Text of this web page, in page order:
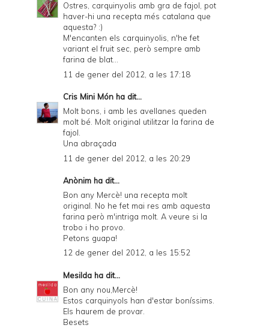
Ostres, carquinyolis amb gra de fajol, pot
haver-hi una recepta més catalana que
aquesta? :)
M'encanten els carquinyolis, n'he fet
variant el fruit sec, però sempre amb
farina de blat...
11 de gener del 2012, a les 17:18
Cris Mini Món ha dit...
Molt bons, i amb les avellanes queden
molt bé. Molt original utilitzar la farina de
fajol.
Una abraçada
11 de gener del 2012, a les 20:29
Anònim ha dit...
Bon any Mercè! una recepta molt
original. No he fet mai res amb aquesta
farina però m'intriga molt. A veure si la
trobo i ho provo.
Petons guapa!
12 de gener del 2012, a les 15:52
Mesilda ha dit...
Bon any nou,Mercè!
Estos carquinyols han d'estar boníssims.
Els haurem de provar.
Besets